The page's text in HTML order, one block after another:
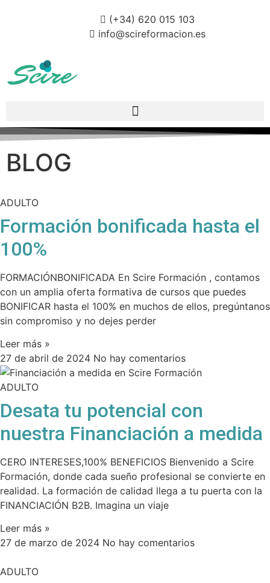
(+34) 620 015 103
info@scireformacion.es
BLOG
ADULTO
Formación bonificada hasta el
100%
FORMACIÓNBONIFICADA En Scire Formación , contamos
con un amplia oferta formativa de cursos que puedes
BONIFICAR hasta el 100% en muchos de ellos, pregúntanos
sin compromiso y no dejes perder
Leer más »
27 de abril de 2024 No hay comentarios
ADULTO
Desata tu potencial con
nuestra Financiación a medida
CERO INTERESES,100% BENEFICIOS Bienvenido a Scire
Formación, donde cada sueño profesional se convierte en
realidad. La formación de calidad llega a tu puerta con la
FINANCIACIÓN B2B. Imagina un viaje
Leer más »
27 de marzo de 2024 No hay comentarios
ADULTO